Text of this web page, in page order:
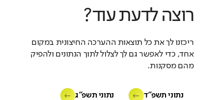
רוצה לדעת עוד?
ריכזנו לך את כל תוצאות ההערכה החיצונית במקום
אחד, כדי לאפשר גם לך לצלול לתוך הנתונים ולהפיק
מהם מסקנות.
נתוני תשפ"ד נתוני תשפ"ג